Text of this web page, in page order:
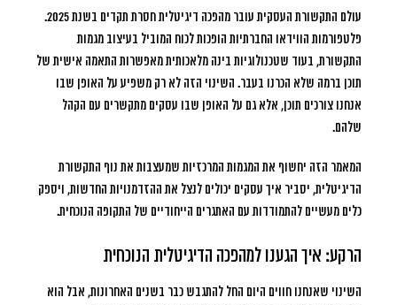
עולם התקשורת העסקית עובר מהפכה דיגיטלית חסרת תקדים בשנת 2025.
פלטפורמות הווידאו החברתיות הופכות לכוח המוביל בעיצוב מגמות
התקשורת, בעוד שטכנולוגיות בינה מלאכותית מאפשרות התאמה אישית של
תוכן ברמה שלא הכרנו בעבר. השינוי הזה לא רק משפיע על האופן שבו
אנחנו צורכים תוכן, אלא גם על האופן שבו עסקים מתקשרים עם הקהל
שלהם.
המאמר הזה יחשוף את המגמות המרכזיות שמעצבות את נוף התקשורת
הדיגיטלית, יסביר איך עסקים יכולים לנצל את ההזדמנויות החדשות, ויספק
כלים מעשיים להתמודדות עם האתגרים הייחודיים של התקופה הנוכחית.
הרקע: איך הגענו למהפכה הדיגיטלית הנוכחית
השינוי שאנחנו חווים היום החל להתגבש כבר בשנים האחרונות, אבל הוא